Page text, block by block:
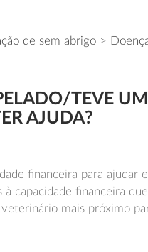
de sem abrigo >
TEVE
AJUDA?
financeira para ajudar
capacidade financeira
mais próximo